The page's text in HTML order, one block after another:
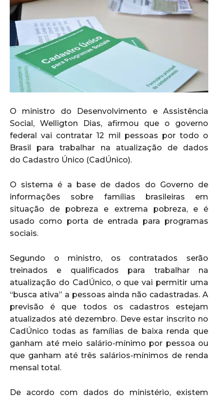
O ministro do Desenvolvimento e Assistência
Social, Welligton Dias, afirmou que o governo
federal vai contratar 12 mil pessoas por todo o
Brasil para trabalhar na atualização de dados
do Cadastro Único (CadÚnico).
O sistema é a base de dados do Governo de
informações sobre famílias brasileiras em
situação de pobreza e extrema pobreza, e é
usado como porta de entrada para programas
sociais.
Segundo o ministro, os contratados serão
treinados e qualificados para trabalhar na
atualização do CadÚnico, o que vai permitir uma
“busca ativa” a pessoas ainda não cadastradas. A
previsão é que todos os cadastros estejam
atualizados até dezembro. Deve estar inscrito no
CadÚnico todas as famílias de baixa renda que
ganham até meio salário-mínimo por pessoa ou
que ganham até três salários-mínimos de renda
mensal total.
De acordo com dados do ministério, existem